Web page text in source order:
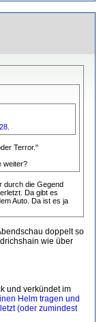
Terror."
weiter?
durch die Gegend
Da gibt es
Auto. Da ist es ja
doppelt so
wie über
und verkündet im
Helm tragen und
(oder zumindest